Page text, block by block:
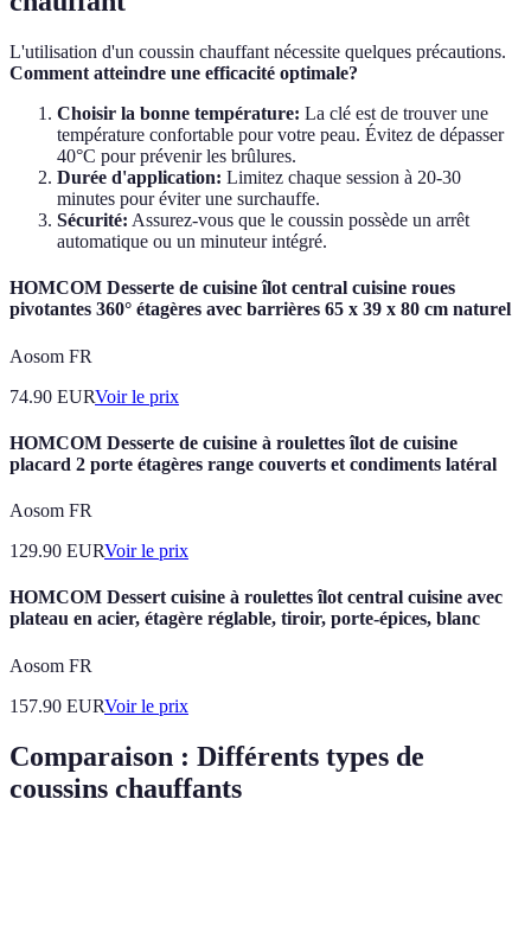
L'utilisation d'un coussin chauffant nécessite quelques précautions.
Comment atteindre une efficacité optimale?
Choisir la bonne température: La clé est de trouver une
température confortable pour votre peau. Évitez de dépasser
40°C pour prévenir les brûlures.
Durée d'application: Limitez chaque session à 20-30
minutes pour éviter une surchauffe.
Sécurité: Assurez-vous que le coussin possède un arrêt
automatique ou un minuteur intégré.
HOMCOM Desserte de cuisine îlot central cuisine roues
pivotantes 360° étagères avec barrières 65 x 39 x 80 cm naturel
Aosom FR
74.90 EURVoir le prix
HOMCOM Desserte de cuisine à roulettes îlot de cuisine
placard 2 porte étagères range couverts et condiments latéral
Aosom FR
129.90 EURVoir le prix
HOMCOM Dessert cuisine à roulettes îlot central cuisine avec
plateau en acier, étagère réglable, tiroir, porte-épices, blanc
Aosom FR
157.90 EURVoir le prix
Comparaison : Différents types de
coussins chauffants